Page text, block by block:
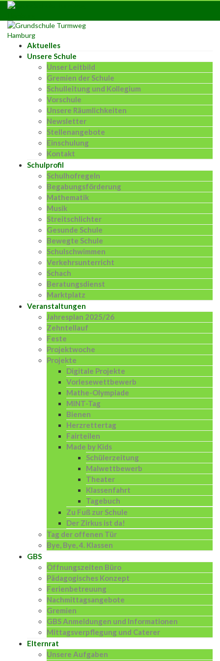
Skip
content
Aktuelles
Unsere Schule
Unser Leitbild
Gremien der Schule
Schulleitung und Kollegium
Vorschule
Unsere Räumlichkeiten
Newsletter
Stellenangebote
Einschulung
Kontakt
Schulprofil
Schulhofregeln
Begabungsförderung
Mathematik
Musik
Streitschlichter
Gesunde Schule
Bewegte Schule
Schulschwimmen
Verkehrsunterricht
Schach
Beratungsdienst
Marktplatz
Veranstaltungen
Jahresplan 2025/26
Zehntellauf
Feste
Projektwoche
Projekte
Digitale Projekte
Vorlesewettbewerb
Mathe-Olympiade
MINT-Tag
Bienen
Herzrettertag
Fairteilen
Made by Kids
Schülerzeitung
Malwettbewerb
Theater
Klassenfahrt
Tagebuch
Zu Fuß zur Schule
Der Zirkus ist da!
Tag der offenen Tür
Bye, Bye, 4. Klassen
GBS
Öffnungszeiten Büro
Pädagogisches Konzept
Ferienbetreuung
Nachmittagsangebote
Gremien
GBS Anmeldungen und Informationen
Mittagsverpflegung und Caterer
Elternrat
Unsere Aufgaben